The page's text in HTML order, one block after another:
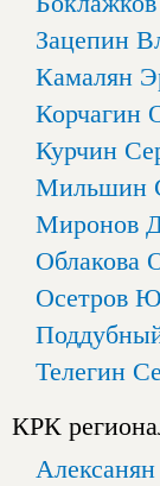
Зацепин
Камалян
Корчагин
Курчин
Мильшин
Миронов
Облакова
Осетров
Телегин
КРК